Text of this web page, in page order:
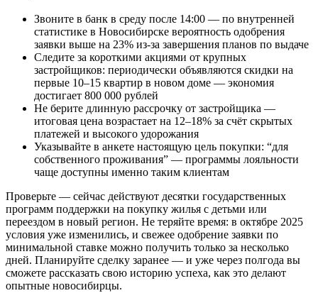
Звоните в банк в среду после 14:00 — по внутренней
статистике в Новосибирске вероятность одобрения
заявки выше на 23% из-за завершения планов по выдаче
Следите за короткими акциями от крупных
застройщиков: периодически объявляются скидки на
первые 10–15 квартир в новом доме — экономия
достигает 800 000 рублей
Не берите длинную рассрочку от застройщика —
итоговая цена возрастает на 12–18% за счёт скрытых
платежей и высокого удорожания
Указывайте в анкете настоящую цель покупки: “для
собственного проживания” — программы лояльности
чаще доступны именно таким клиентам
Проверьте — сейчас действуют десятки государственных
программ поддержки на покупку жилья с детьми или
переездом в новый регион. Не теряйте время: в октябре 2025
условия уже изменились, и свежее одобрение заявки по
минимальной ставке можно получить только за несколько
дней. Планируйте сделку заранее — и уже через полгода вы
сможете рассказать свою историю успеха, как это делают
опытные новосибирцы.